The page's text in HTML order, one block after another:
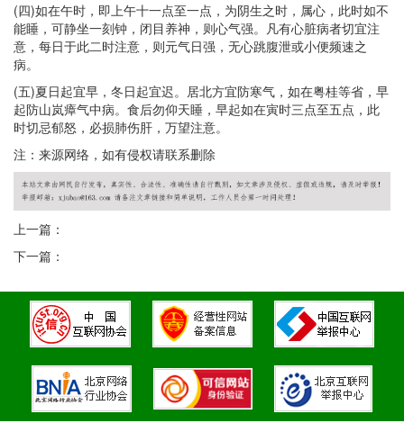
(四)如在午时，即上午十一点至一点，为阴生之时，属心，此时如不
能睡，可静坐一刻钟，闭目养神，则心气强。凡有心脏病者切宜注
意，每日于此二时注意，则元气日强，无心跳腹泄或小便频速之
病。
(五)夏日起宜早，冬日起宜迟。居北方宜防寒气，如在粤桂等省，早
起防山岚瘴气中病。食后勿仰天睡，早起如在寅时三点至五点，此
时切忌郁怒，必损肺伤肝，万望注意。
注：来源网络，如有侵权请联系删除
上一篇：
下一篇：